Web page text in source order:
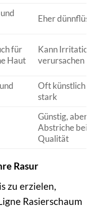
Eher
für
Haut
Kann
verursachen
Oft künstlich
stark
Günstig, aber
Abstriche bei
Qualität
Rasur
zu erzielen,
Rasierschaum